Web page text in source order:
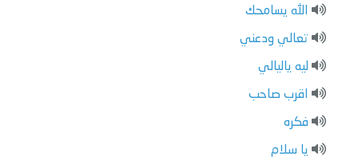
الله يسامحك
تعالي ودعني
ليه ياليالي
اقرب صاحب
فكره
يا سلام